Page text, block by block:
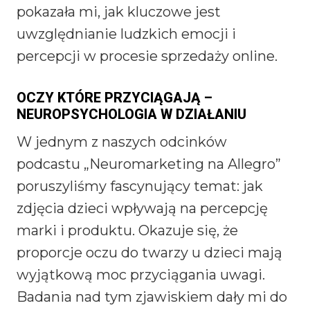
pokazała mi, jak kluczowe jest
uwzględnianie ludzkich emocji i
percepcji w procesie sprzedaży online.
OCZY KTÓRE PRZYCIĄGAJĄ –
NEUROPSYCHOLOGIA W DZIAŁANIU
W jednym z naszych odcinków
podcastu „Neuromarketing na Allegro”
poruszyliśmy fascynujący temat: jak
zdjęcia dzieci wpływają na percepcję
marki i produktu. Okazuje się, że
proporcje oczu do twarzy u dzieci mają
wyjątkową moc przyciągania uwagi.
Badania nad tym zjawiskiem dały mi do